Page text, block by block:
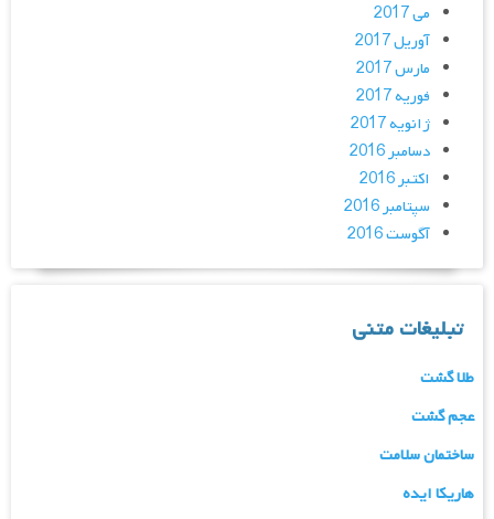
می 2017
آوریل 2017
مارس 2017
فوریه 2017
ژانویه 2017
دسامبر 2016
اکتبر 2016
سپتامبر 2016
آگوست 2016
تبلیغات متنی
طلا گشت
عجم گشت
ساختمان سلامت
هاریکا ایده